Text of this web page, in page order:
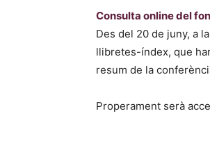
Consulta online del
Des del 20 de juny, a
llibretes-índex, que
resum de la
Properament serà